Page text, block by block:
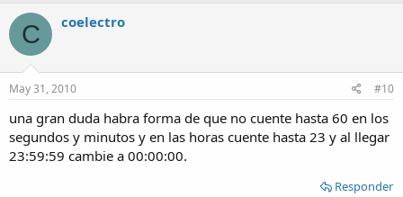
C coelectro
May 31, 2010 #10
una gran duda habra forma de que no cuente hasta 60 en los
segundos y minutos y en las horas cuente hasta 23 y al llegar
23:59:59 cambie a 00:00:00.
Responder